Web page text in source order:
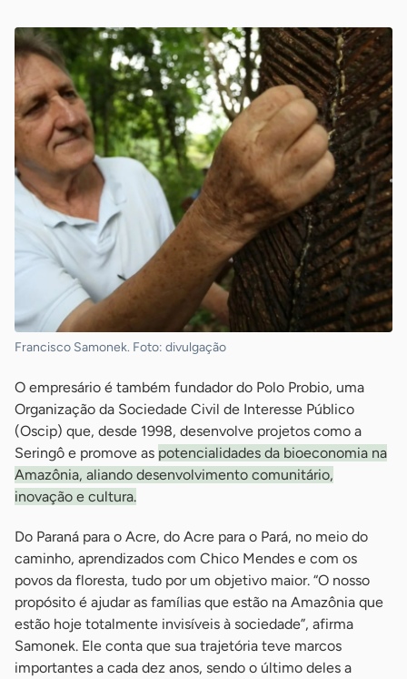
Francisco Samonek. Foto: divulgação
O empresário é também fundador do Polo Probio, uma
Organização da Sociedade Civil de Interesse Público
(Oscip) que, desde 1998, desenvolve projetos como a
Seringô e promove as potencialidades da bioeconomia na
Amazônia, aliando desenvolvimento comunitário,
inovação e cultura.
Do Paraná para o Acre, do Acre para o Pará, no meio do
caminho, aprendizados com Chico Mendes e com os
povos da floresta, tudo por um objetivo maior. “O nosso
propósito é ajudar as famílias que estão na Amazônia que
estão hoje totalmente invisíveis à sociedade”, afirma
Samonek. Ele conta que sua trajetória teve marcos
importantes a cada dez anos, sendo o último deles a